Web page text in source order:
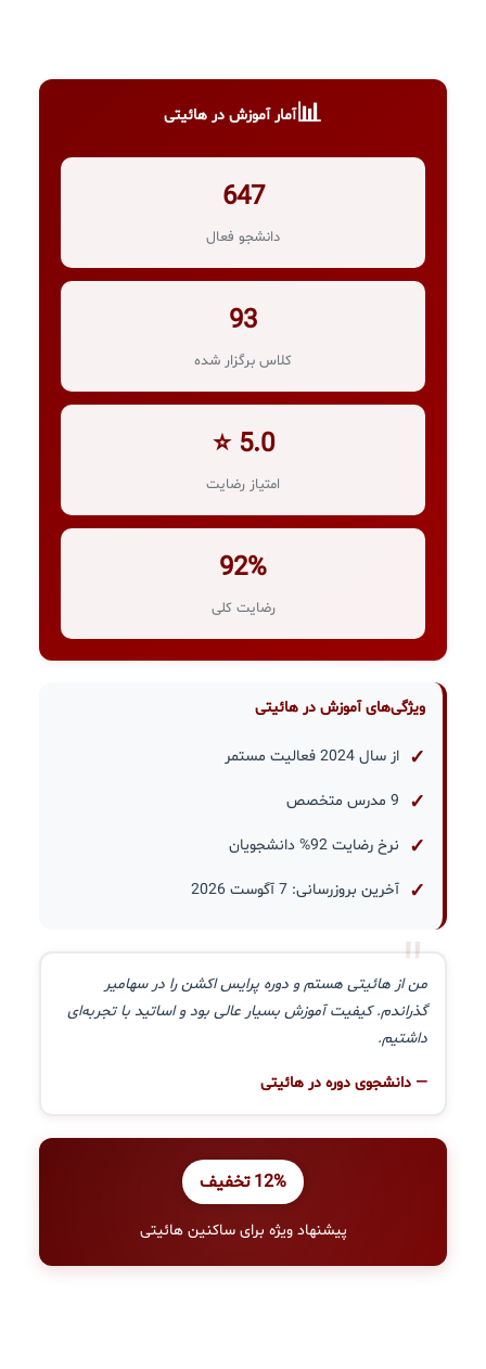
📊آمار آموزش در هائیتی
647
دانشجو فعال
93
کلاس برگزار شده
5.0 ⭐
امتیاز رضایت
92%
رضایت کلی
ویژگی‌های آموزش در هائیتی
از سال 2024 فعالیت مستمر
9 مدرس متخصص
نرخ رضایت 92% دانشجویان
آخرین بروزرسانی: 7 آگوست 2026
"
من از هائیتی هستم و دوره پرایس اکشن را در سهامیر
گذراندم. کیفیت آموزش بسیار عالی بود و اساتید با تجربه‌ای
داشتیم.
— دانشجوی دوره در هائیتی
12% تخفیف
پیشنهاد ویژه برای ساکنین هائیتی